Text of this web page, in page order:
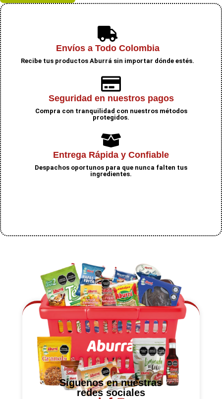
Envíos a Todo Colombia
Recibe tus productos Aburrá sin importar dónde estés.
Seguridad en nuestros pagos
Compra con tranquilidad con nuestros métodos
protegidos.
Entrega Rápida y Confiable
Despachos oportunos para que nunca falten tus
ingredientes.
Síguenos en nuestras
redes sociales